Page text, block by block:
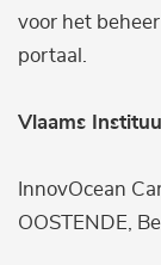
voor het
portaal.
Vlaams
InnovOcean
OOSTENDE,